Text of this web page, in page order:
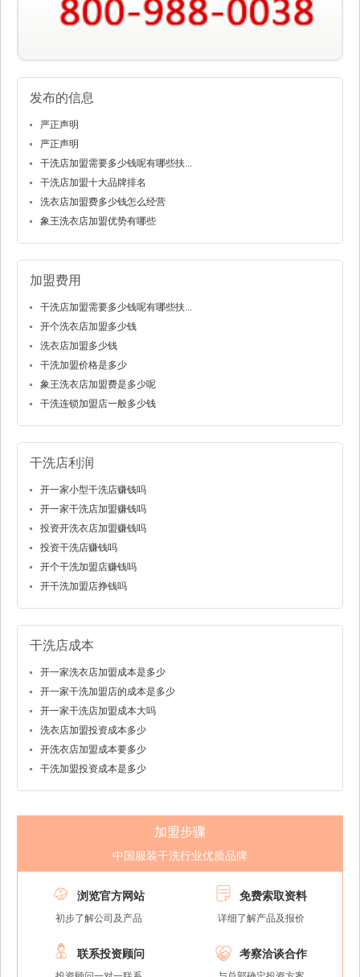
发布的信息
严正声明
严正声明
干洗店加盟需要多少钱呢有哪些扶...
干洗店加盟十大品牌排名
洗衣店加盟费多少钱怎么经营
象王洗衣店加盟优势有哪些
加盟费用
干洗店加盟需要多少钱呢有哪些扶...
开个洗衣店加盟多少钱
洗衣店加盟多少钱
干洗加盟价格是多少
象王洗衣店加盟费是多少呢
干洗连锁加盟店一般多少钱
干洗店利润
开一家小型干洗店赚钱吗
开一家干洗店加盟赚钱吗
投资开洗衣店加盟赚钱吗
投资干洗店赚钱吗
开个干洗加盟店赚钱吗
开干洗加盟店挣钱吗
干洗店成本
开一家洗衣店加盟成本是多少
开一家干洗加盟店的成本是多少
开一家干洗店加盟成本大吗
洗衣店加盟投资成本多少
开洗衣店加盟成本要多少
干洗加盟投资成本是多少
加盟步骤
中国服装干洗行业优质品牌
 浏览官方网站
初步了解公司及产品
 免费索取资料
详细了解产品及报价
 联系投资顾问  考察洽谈合作